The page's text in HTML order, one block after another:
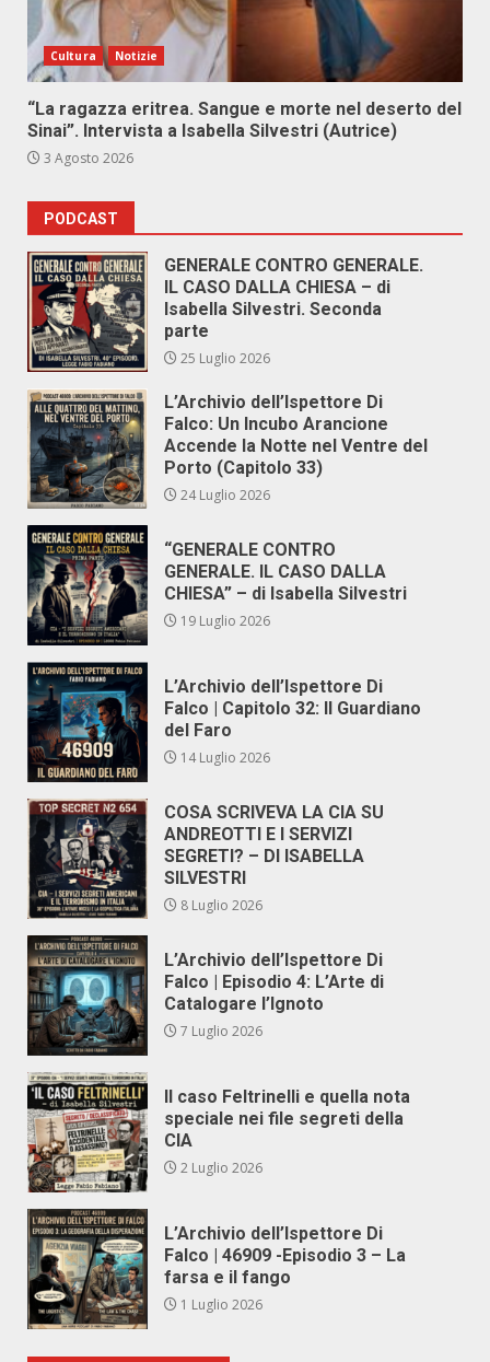
Cultura Notizie
“La ragazza eritrea. Sangue e morte nel deserto del
Sinai”. Intervista a Isabella Silvestri (Autrice)
3 Agosto 2026
PODCAST
GENERALE CONTRO GENERALE.
IL CASO DALLA CHIESA – di
Isabella Silvestri. Seconda
parte
25 Luglio 2026
L’Archivio dell’Ispettore Di
Falco: Un Incubo Arancione
Accende la Notte nel Ventre del
Porto (Capitolo 33)
24 Luglio 2026
“GENERALE CONTRO
GENERALE. IL CASO DALLA
CHIESA” – di Isabella Silvestri
19 Luglio 2026
L’Archivio dell’Ispettore Di
Falco | Capitolo 32: Il Guardiano
del Faro
14 Luglio 2026
COSA SCRIVEVA LA CIA SU
ANDREOTTI E I SERVIZI
SEGRETI? – DI ISABELLA
SILVESTRI
8 Luglio 2026
L’Archivio dell’Ispettore Di
Falco | Episodio 4: L’Arte di
Catalogare l’Ignoto
7 Luglio 2026
Il caso Feltrinelli e quella nota
speciale nei file segreti della
CIA
2 Luglio 2026
L’Archivio dell’Ispettore Di
Falco | 46909 -Episodio 3 – La
farsa e il fango
1 Luglio 2026